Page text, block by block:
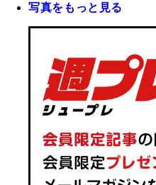
写真をもっと見る